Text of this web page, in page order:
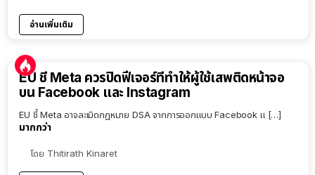
อ่านเพิ่มเติม
EU ชี้ Meta ควรปิดฟีเจอร์ที่ทำให้ผู้ใช้เสพติดหน้าจอ
บน Facebook และ Instagram
EU ชี้ Meta อาจละเมิดกฎหมาย DSA จากการออกแบบ Facebook แ […]
มากกว่า
โดย Thitirath Kinaret